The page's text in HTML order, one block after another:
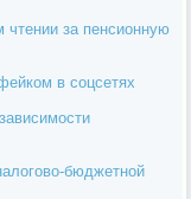
за пенсионную
в соцсетях
бюджетной